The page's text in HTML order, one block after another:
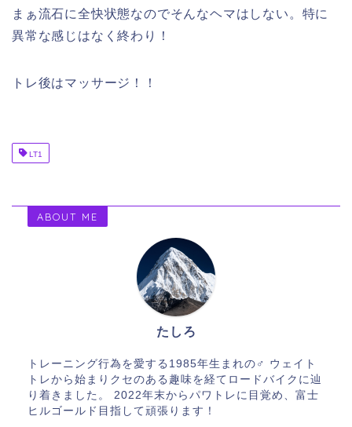
まぁ流石に全快状態なのでそんなヘマはしない。特に
異常な感じはなく終わり！
トレ後はマッサージ！！
LT1
ABOUT ME
たしろ
トレーニング行為を愛する1985年生まれの♂ ウェイト
トレから始まりクセのある趣味を経てロードバイクに辿
り着きました。 2022年末からパワトレに目覚め、富士
ヒルゴールド目指して頑張ります！